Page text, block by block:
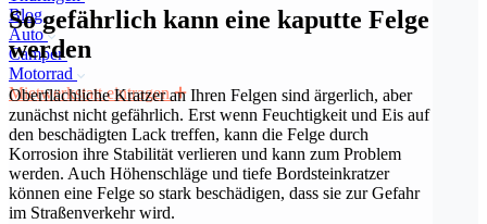
Blog
Auto
Camper
Motorrad
Mietwerkstatt eintragen
So gefährlich kann eine kaputte Felge
werden
Oberflächliche Kratzer an Ihren Felgen sind ärgerlich, aber
zunächst nicht gefährlich. Erst wenn Feuchtigkeit und Eis auf
den beschädigten Lack treffen, kann die Felge durch
Korrosion ihre Stabilität verlieren und kann zum Problem
werden. Auch Höhenschläge und tiefe Bordsteinkratzer
können eine Felge so stark beschädigen, dass sie zur Gefahr
im Straßenverkehr wird.